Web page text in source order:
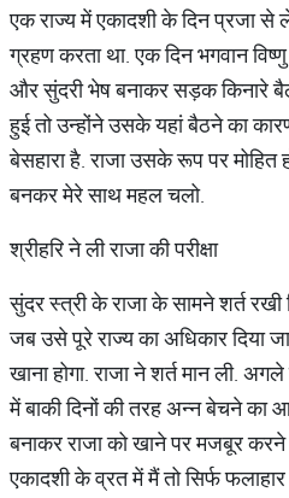
एक राज्य में एकादशी के दिन प्रजा
ग्रहण करता था. एक दिन भगवान विष्णु
और सुंदरी भेष बनाकर सड़क किनारे
हुई तो उन्होंने उसके यहां बैठने का
बेसहारा है. राजा उसके रूप पर मोहित
बनकर मेरे साथ महल चलो.
श्रीहरि ने ली राजा की परीक्षा
सुंदर स्त्री के राजा के सामने शर्त रखी
जब उसे पूरे राज्य का अधिकार दिया
खाना होगा. राजा ने शर्त मान ली.
में बाकी दिनों की तरह अन्न बेचने का
बनाकर राजा को खाने पर मजबूर
एकादशी के व्रत में मैं तो सिर्फ